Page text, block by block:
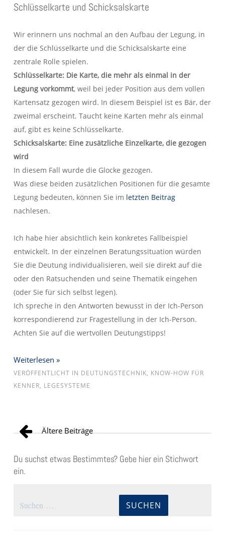
Schlüsselkarte und Schicksalskarte
Wir erinnern uns nochmal an den Aufbau der Legung, in
der die Schlüsselkarte und die Schicksalskarte eine
zentrale Rolle spielen.
Schlüsselkarte: Die Karte, die mehr als einmal in der
Legung vorkommt, weil bei jeder Position aus dem vollen
Kartensatz gezogen wird. In diesem Beispiel ist es Bär, der
zweimal erscheint. Taucht keine Karten mehr als einmal
auf, gibt es keine Schlüsselkarte.
Schicksalskarte: Eine zusätzliche Einzelkarte, die gezogen
wird
In diesem Fall wurde die Glocke gezogen.
Was diese beiden zusätzlichen Positionen für die gesamte
Legung bedeuten, können Sie im letzten Beitrag
nachlesen.
Ich habe hier absichtlich kein konkretes Fallbeispiel
entwickelt. In der einzelnen Beratungssituation würden
Sie die Deutung individualisieren, weil sie direkt auf die
oder den Ratsuchenden und seine Thematik eingehen
(oder Sie für sich selbst legen).
Ich spreche in den Antworten bewusst in der Ich-Person
korrespondierend zur Fragestellung in der Ich-Person.
Achten Sie auf die wertvollen Deutungstipps!
Weiterlesen »
VERÖFFENTLICHT IN DEUTUNGSTECHNIK, KNOW-HOW FÜR
KENNER, LEGESYSTEME
Beitragsnavigation
Ältere Beiträge
Du suchst etwas Bestimmtes? Gebe hier ein Stichwort
ein.
nach: